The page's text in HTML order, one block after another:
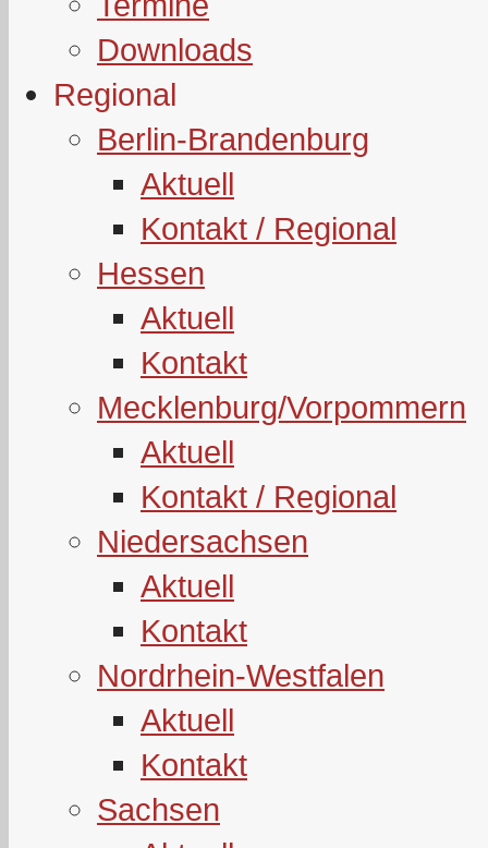
Downloads
Regional
Berlin-Brandenburg
Aktuell
Kontakt / Regional
Hessen
Aktuell
Kontakt
Mecklenburg/Vorpommern
Aktuell
Kontakt / Regional
Niedersachsen
Aktuell
Kontakt
Nordrhein-Westfalen
Aktuell
Kontakt
Sachsen